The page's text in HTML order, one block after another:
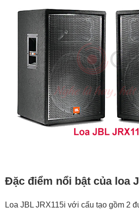
Đặc điểm nổi bật của loa
Loa JBL JRX115i với cấu tạo gồm 2